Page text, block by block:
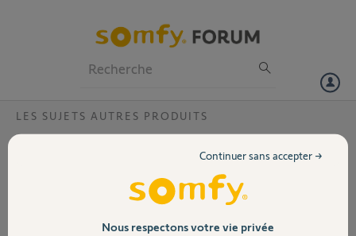
Volet
LES SUJETS AUTRES PRODUITS
Voir historique visiophone pendant notre
J ai acheté un visiophone V250 sur vente privée. Il etait mentionné
dans le descriptif qu il gardait en mémoire les personnes qui ont
Nous respectons votre vie privée
Continuer sans accepter →